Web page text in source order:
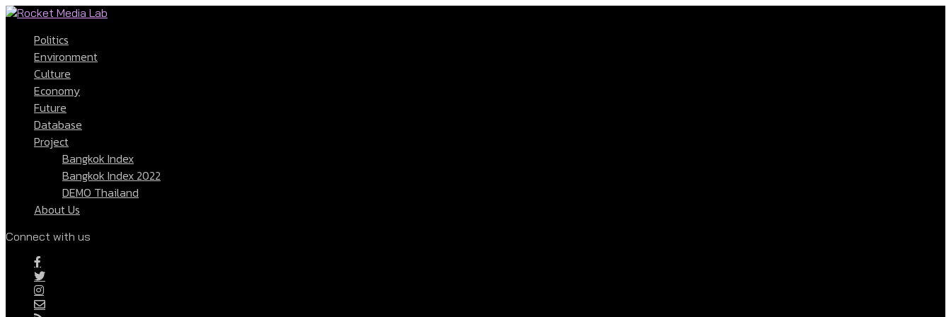
Politics
Environment
Culture
Economy
Future
Database
Project
Bangkok Index
Bangkok Index 2022
DEMO Thailand
About Us
Connect with us